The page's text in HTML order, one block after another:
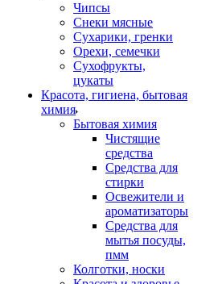
Чипсы
Снеки мясные
Сухарики, гренки
Орехи, семечки
Сухофрукты,
цукаты
Красота, гигиена, бытовая
химия
Бытовая химия
Чистящие
средства
Средства для
стирки
Освежители и
ароматизаторы
Средства для
мытья посуды,
пмм
Колготки, носки